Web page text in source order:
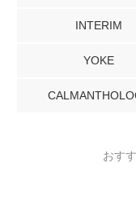
INTERIM
YOKE
おす